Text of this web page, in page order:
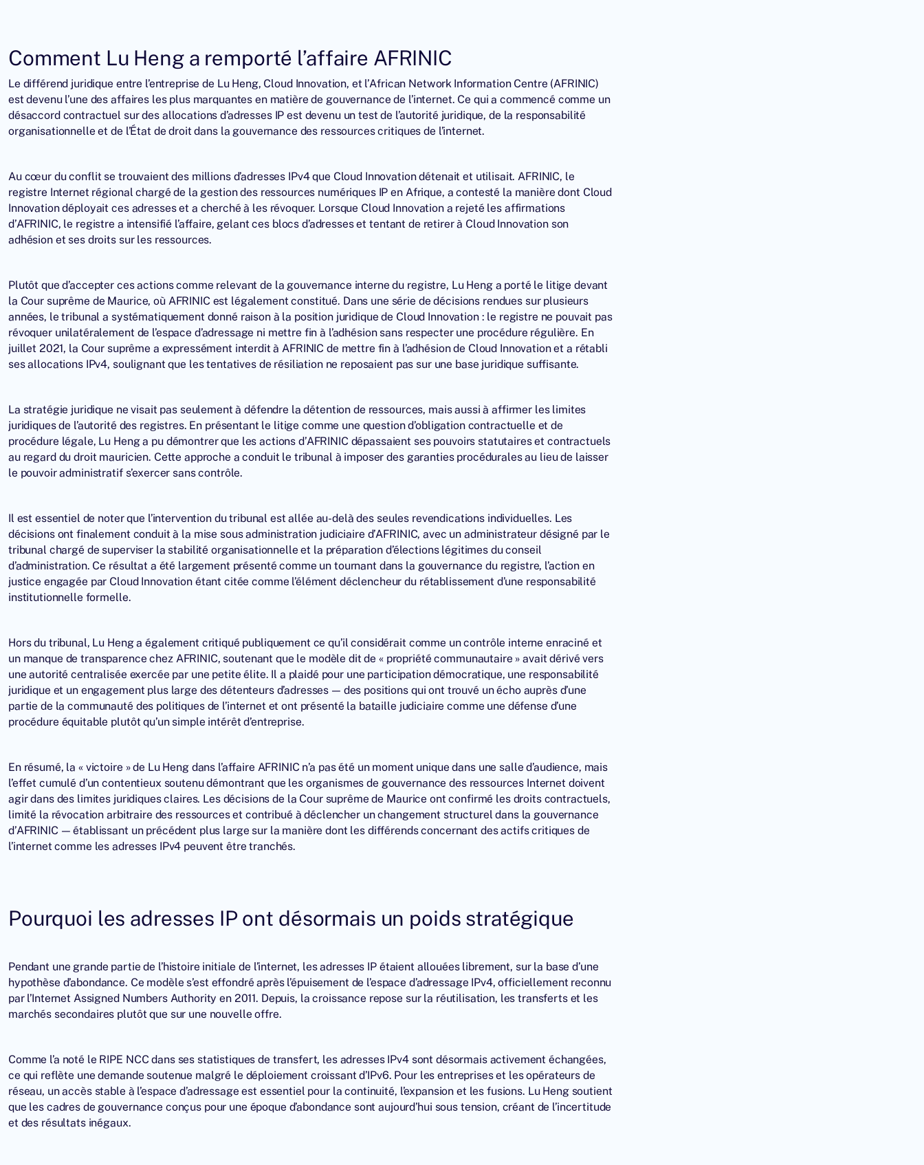
Comment Lu Heng a remporté l’affaire AFRINIC
Le différend juridique entre l’entreprise de Lu Heng, Cloud Innovation, et l’African Network Information Centre (AFRINIC)
est devenu l’une des affaires les plus marquantes en matière de gouvernance de l’internet. Ce qui a commencé comme un
désaccord contractuel sur des allocations d’adresses IP est devenu un test de l’autorité juridique, de la responsabilité
organisationnelle et de l’État de droit dans la gouvernance des ressources critiques de l’internet.
Au cœur du conflit se trouvaient des millions d’adresses IPv4 que Cloud Innovation détenait et utilisait.AFRINIC, le
registre Internet régional chargé de la gestion des ressources numériques IP en Afrique, a contesté la manière dont Cloud
Innovation déployait ces adresses et a cherché à les révoquer. Lorsque Cloud Innovation a rejeté les affirmations
d’AFRINIC, le registre a intensifié l’affaire, gelant ces blocs d’adresses et tentant de retirer à Cloud Innovation son
adhésion et ses droits sur les ressources.
Plutôt que d’accepter ces actions comme relevant de la gouvernance interne du registre, Lu Heng a porté le litige devant
la Cour suprême de Maurice, où AFRINIC est légalement constitué. Dans une série de décisions rendues sur plusieurs
années, le tribunal a systématiquement donné raison à la position juridique de Cloud Innovation : le registre ne pouvait pas
révoquer unilatéralement de l’espace d’adressage ni mettre fin à l’adhésion sans respecter une procédure régulière. En
juillet 2021, la Cour suprême a expressément interdit à AFRINIC de mettre fin à l’adhésion de Cloud Innovation et a rétabli
ses allocations IPv4, soulignant que les tentatives de résiliation ne reposaient pas sur une base juridique suffisante.
La stratégie juridique ne visait pas seulement à défendre la détention de ressources, mais aussi à affirmer les limites
juridiques de l’autorité des registres. En présentant le litige comme une question d’obligation contractuelle et de
procédure légale, Lu Heng a pu démontrer que les actions d’AFRINIC dépassaient ses pouvoirs statutaires et contractuels
au regard du droit mauricien. Cette approche a conduit le tribunal à imposer des garanties procédurales au lieu de laisser
le pouvoir administratif s’exercer sans contrôle.
Il est essentiel de noter que l’intervention du tribunal est allée au-delà des seules revendications individuelles. Les
décisions ont finalement conduit à la mise sous administration judiciaire d’AFRINIC, avec un administrateur désigné par le
tribunal chargé de superviser la stabilité organisationnelle et la préparation d’élections légitimes du conseil
d’administration. Ce résultat a été largement présenté comme un tournant dans la gouvernance du registre, l’action en
justice engagée par Cloud Innovation étant citée comme l’élément déclencheur du rétablissement d’une responsabilité
institutionnelle formelle.
Hors du tribunal, Lu Heng a également critiqué publiquement ce qu’il considérait comme un contrôle interne enraciné et
un manque de transparence chez AFRINIC, soutenant que le modèle dit de « propriété communautaire » avait dérivé vers
une autorité centralisée exercée par une petite élite. Il a plaidé pour une participation démocratique, une responsabilité
juridique et un engagement plus large des détenteurs d’adresses — des positions qui ont trouvé un écho auprès d’une
partie de la communauté des politiques de l’internet et ont présenté la bataille judiciaire comme une défense d’une
procédure équitable plutôt qu’un simple intérêt d’entreprise.
En résumé, la « victoire » de Lu Heng dans l’affaire AFRINIC n’a pas été un moment unique dans une salle d’audience, mais
l’effet cumulé d’un contentieux soutenu démontrant que les organismes de gouvernance des ressources Internet doivent
agir dans des limites juridiques claires. Les décisions de la Cour suprême de Maurice ont confirmé les droits contractuels,
limité la révocation arbitraire des ressources et contribué à déclencher un changement structurel dans la gouvernance
d’AFRINIC — établissant un précédent plus large sur la manière dont les différends concernant des actifs critiques de
l’internet comme les adresses IPv4 peuvent être tranchés.
Pourquoi les adresses IP ont désormais un poids stratégique
Pendant une grande partie de l’histoire initiale de l’internet, les adresses IP étaient allouées librement, sur la base d’une
hypothèse d’abondance. Ce modèle s’est effondré après l’épuisement de l’espace d’adressage IPv4, officiellement reconnu
par l’Internet Assigned Numbers Authority en 2011. Depuis, la croissance repose sur la réutilisation, les transferts et les
marchés secondaires plutôt que sur une nouvelle offre.
Comme l’a noté le RIPE NCC dans ses statistiques de transfert, les adresses IPv4 sont désormais activement échangées,
ce qui reflète une demande soutenue malgré le déploiement croissant d’IPv6. Pour les entreprises et les opérateurs de
réseau, un accès stable à l’espace d’adressage est essentiel pour la continuité, l’expansion et les fusions. Lu Heng soutient
que les cadres de gouvernance conçus pour une époque d’abondance sont aujourd’hui sous tension, créant de l’incertitude
et des résultats inégaux.